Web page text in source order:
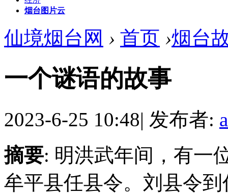
烟台图片云
仙境烟台网 › 首页 ›烟台
一个谜语的故事
2023-6-25 10:48| 发布者:
摘要: 明洪武年间，有一
牟平县任县令。刘县令